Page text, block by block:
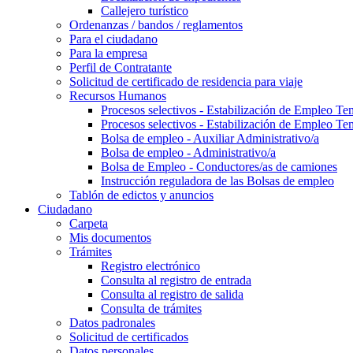
Callejero turístico
Ordenanzas / bandos / reglamentos
Para el ciudadano
Para la empresa
Perfil de Contratante
Solicitud de certificado de residencia para viaje
Recursos Humanos
Procesos selectivos - Estabilización de Empleo
Procesos selectivos - Estabilización de Empleo
Bolsa de empleo - Auxiliar Administrativo/a
Bolsa de empleo - Administrativo/a
Bolsa de Empleo - Conductores/as de camiones
Instrucción reguladora de las Bolsas de empleo
Tablón de edictos y anuncios
Ciudadano
Carpeta
Mis documentos
Trámites
Registro electrónico
Consulta al registro de entrada
Consulta al registro de salida
Consulta de trámites
Datos padronales
Solicitud de certificados